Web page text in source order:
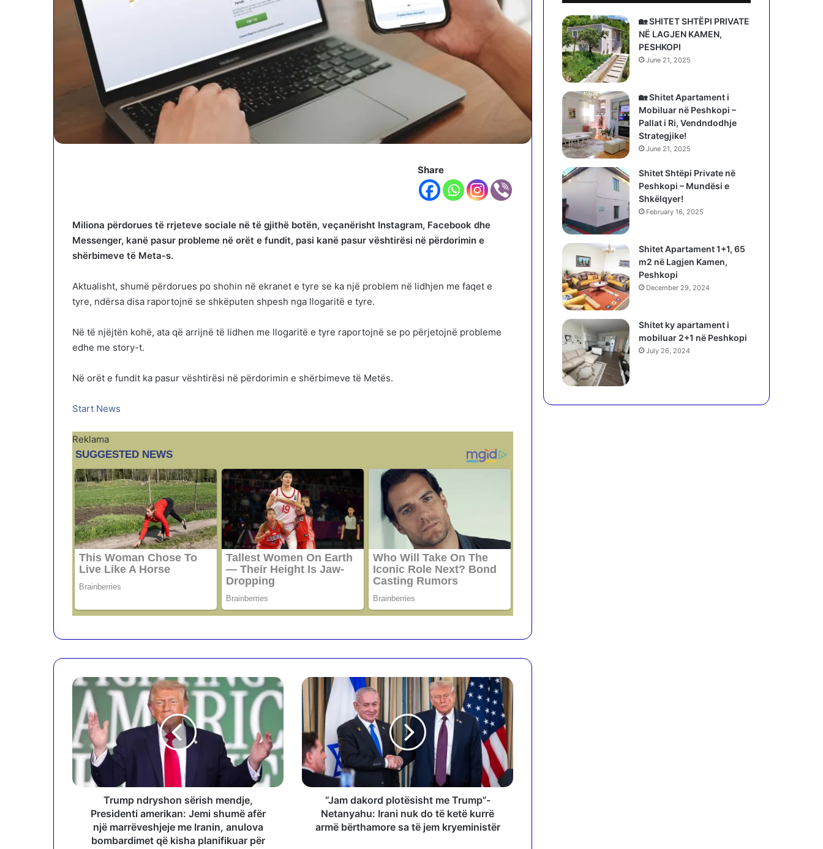
Share
Miliona përdorues të rrjeteve sociale në të gjithë botën, veçanërisht Instagram, Facebook dhe
Messenger, kanë pasur probleme në orët e fundit, pasi kanë pasur vështirësi në përdorimin e
shërbimeve të Meta-s.
Aktualisht, shumë përdorues po shohin në ekranet e tyre se ka një problem në lidhjen me faqet e
tyre, ndërsa disa raportojnë se shkëputen shpesh nga llogaritë e tyre.
Në të njëjtën kohë, ata që arrijnë të lidhen me llogaritë e tyre raportojnë se po përjetojnë probleme
edhe me story-t.
Në orët e fundit ka pasur vështirësi në përdorimin e shërbimeve të Metës.
Start News
Reklama
T
m
p
n
d
y
Trump ndryshon sërish mendje,
Presidenti amerikan: Jemi shumë afër
një marrëveshjeje me Iranin, anulova
bombardimet që kisha planifikuar për
“
J
a
d
a
k
o
r
“Jam dakord plotësisht me Trump”-
Netanyahu: Irani nuk do të ketë kurrë
armë bërthamore sa të jem kryeministër
🏡 SHITET SHTËPI PRIVATE
NË LAGJEN KAMEN,
PESHKOPI
June 21, 2025
🏡 Shitet Apartament i
Mobiluar në Peshkopi –
Pallat i Ri, Vendndodhje
Strategjike!
June 21, 2025
Shitet Shtëpi Private në
Peshkopi – Mundësi e
Shkëlqyer!
February 16, 2025
Shitet Apartament 1+1, 65
m2 në Lagjen Kamen,
Peshkopi
December 29, 2024
Shitet ky apartament i
mobiluar 2+1 në Peshkopi
July 26, 2024